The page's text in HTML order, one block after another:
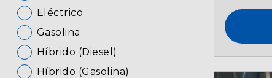
Eléctrico
Gasolina
Híbrido (Diesel)
Híbrido (Gasolina)